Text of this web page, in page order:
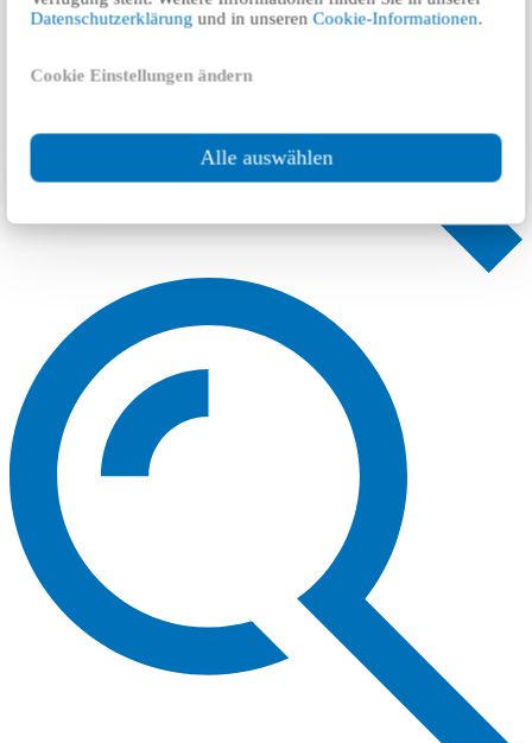
Datenschutzerklärung und in unserenCookie-Informationen.
Cookie Einstellungen ändern
Alle auswählen